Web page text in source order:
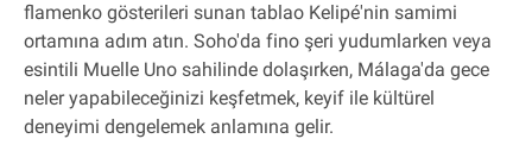
flamenko gösterileri sunan tablao Kelipé'nin samimi
ortamına adım atın. Soho'da fino şeri yudumlarken veya
esintili Muelle Uno sahilinde dolaşırken, Málaga'da gece
neler yapabileceğinizi keşfetmek, keyif ile kültürel
deneyimi dengelemek anlamına gelir.